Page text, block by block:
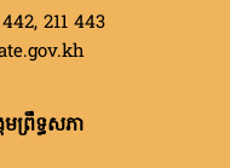
442, 211 443
ព្រឹទ្ធសភា